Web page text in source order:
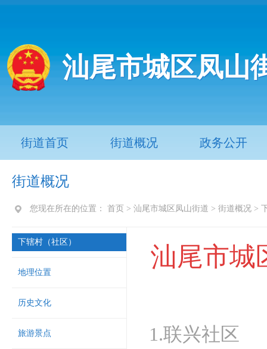
汕尾市城区凤山
街道首页 街道概况 政务公开
街道概况
您现在所在的位置： 首页 > 汕尾市城区凤山街道 > 街道概况 >
下辖村（社区）
地理位置
历史文化
旅游景点
汕尾市城
1.联兴社区